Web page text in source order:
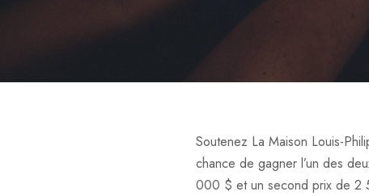
Soutenez La Maison Louis-
chance de gagner l’un des
000 $ et un second prix de 2